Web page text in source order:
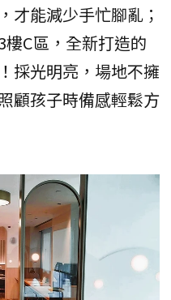
才能減少手忙腳亂；
C區，全新打造的
採光明亮，場地不擁
顧孩子時備感輕鬆方